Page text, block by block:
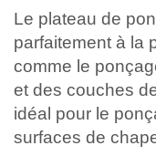
Le plateau de
parfaitement à la
comme le
et des couches
idéal pour le
surfaces de